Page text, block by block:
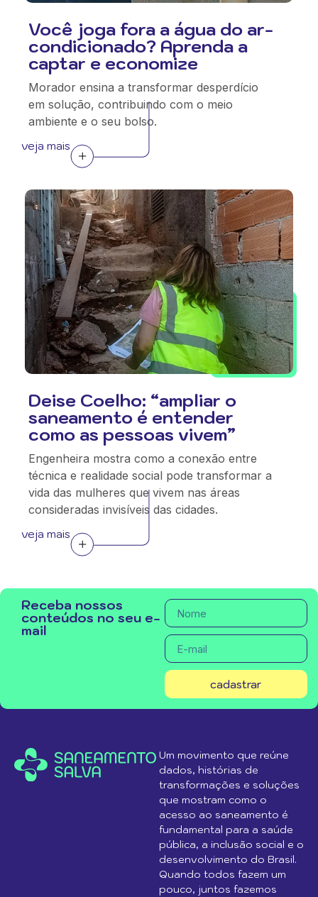
Você joga fora a água do ar-
condicionado? Aprenda a
captar e economize
Morador ensina a transformar desperdício
em solução, contribuindo com o meio
ambiente e o seu bolso.
veja mais
Deise Coelho: “ampliar o
saneamento é entender
como as pessoas vivem”
Engenheira mostra como a conexão entre
técnica e realidade social pode transformar a
vida das mulheres que vivem nas áreas
consideradas invisíveis das cidades.
veja mais
Receba nossos
conteúdos no seu e-
mail
cadastrar
Um movimento que reúne
dados, histórias de
transformações e soluções
que mostram como o
acesso ao saneamento é
fundamental para a saúde
pública, a inclusão social e o
desenvolvimento do Brasil.
Quando todos fazem um
pouco, juntos fazemos